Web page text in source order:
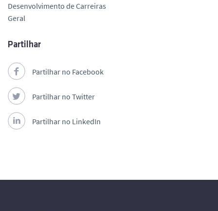
Desenvolvimento de Carreiras
Geral
Partilhar
Partilhar no Facebook
Partilhar no Twitter
Partilhar no LinkedIn